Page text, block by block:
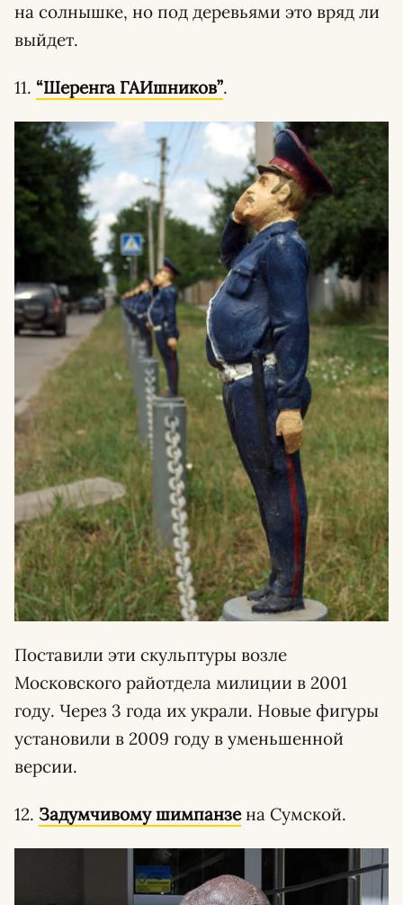
на солнышке, но под деревьями это вряд ли
выйдет.
11. “Шеренга ГАИшников”.
Поставили эти скульптуры возле
Московского райотдела милиции в 2001
году. Через 3 года их украли. Новые фигуры
установили в 2009 году в уменьшенной
версии.
12. Задумчивому шимпанзена Сумской.